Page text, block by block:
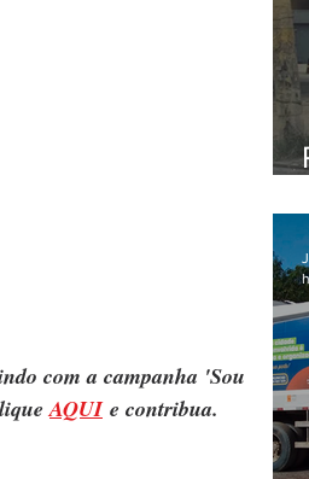
com a campanha 'Sou
AQUI e contribua.